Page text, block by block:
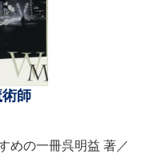
術師
めの一冊呉明益 著／